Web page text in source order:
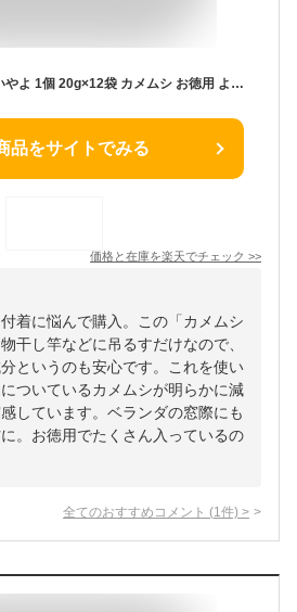
カメムシ 対策 カメムシいやよ 1個 20g×12袋 カメムシ お徳用 よせつけない 忌避剤 吊るすだけ 洗濯物 洗濯ばさみ 布団 陰干し ベランダ 寄せ付けない 追い払う 防除 予防 対策 退治 安全 吊り下げ 臭い 天然成分 簡単 ボイラー カメムシ忌避剤 家庭化学工業 送料無料
品をサイトでみる
価格と在庫を楽天でチェック >>
着に悩んで購入。この「カメムシ
干し竿などに吊るすだけなので、
というのも安心です。これを使い
ついているカメムシが明らかに減
しています。ベランダの窓際にも
。お徳用でたくさん入っているの
全てのおすすめコメント (1 件) >